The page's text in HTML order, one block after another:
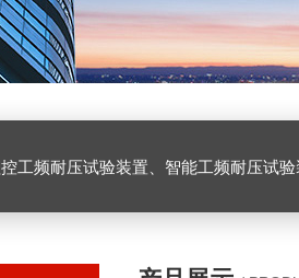
耐压试验装置、智能工频耐压试验装置、工频耐压试验装置、工频耐压试验仪、工频耐压试验台、高压耐压试